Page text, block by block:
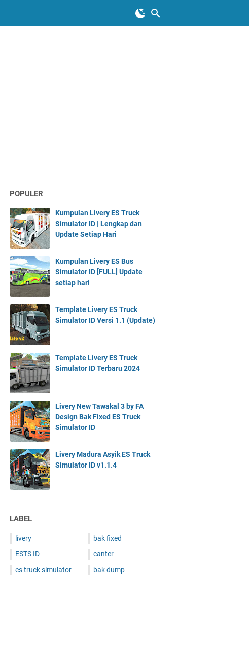
POPULER
Kumpulan Livery ES Truck
Simulator ID | Lengkap dan
Update Setiap Hari
Kumpulan Livery ES Bus
Simulator ID [FULL] Update
setiap hari
Template Livery ES Truck
Simulator ID Versi 1.1 (Update)
Template Livery ES Truck
Simulator ID Terbaru 2024
Livery New Tawakal 3 by FA
Design Bak Fixed ES Truck
Simulator ID
Livery Madura Asyik ES Truck
Simulator ID v1.1.4
LABEL
livery
ESTS ID
es truck simulator
bak fixed
canter
bak dump